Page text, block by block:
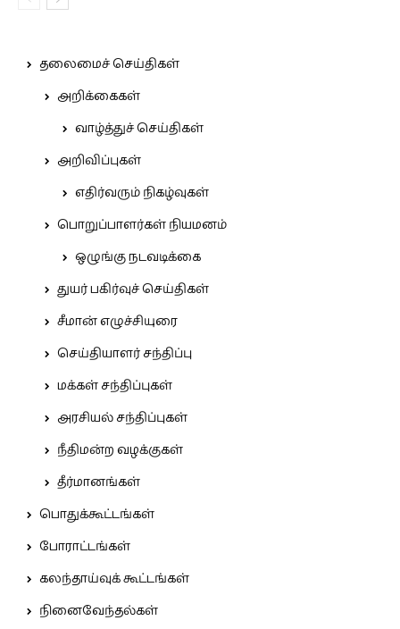
தலைமைச் செய்திகள்
அறிக்கைகள்
வாழ்த்துச் செய்திகள்
அறிவிப்புகள்
எதிர்வரும் நிகழ்வுகள்
பொறுப்பாளர்கள் நியமனம்
ஒழுங்கு நடவடிக்கை
துயர் பகிர்வுச் செய்திகள்
சீமான் எழுச்சியுரை
செய்தியாளர் சந்திப்பு
மக்கள் சந்திப்புகள்
அரசியல் சந்திப்புகள்
நீதிமன்ற வழக்குகள்
தீர்மானங்கள்
பொதுக்கூட்டங்கள்
போராட்டங்கள்
கலந்தாய்வுக் கூட்டங்கள்
நினைவேந்தல்கள்